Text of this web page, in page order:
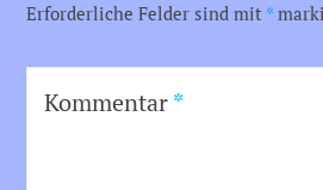
Erforderliche Felder sind mit *
Kommentar*